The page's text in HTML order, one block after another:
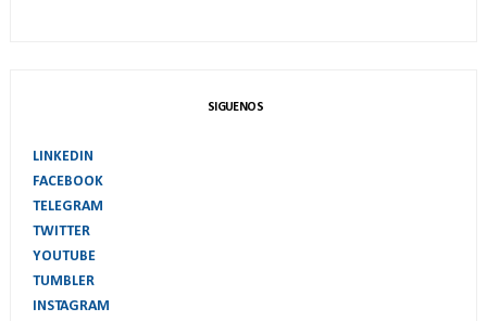
SIGUENOS
LINKEDIN
FACEBOOK
TELEGRAM
TWITTER
YOUTUBE
TUMBLER
INSTAGRAM